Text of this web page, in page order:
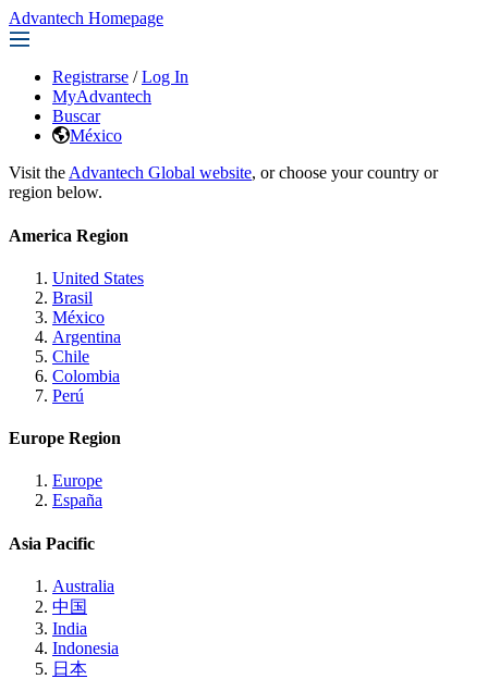
Advantech Homepage
Registrarse / Log In
MyAdvantech
Buscar
México
Visit the Advantech Global website, or choose your country or
region below.
America Region
United States
Brasil
México
Argentina
Chile
Colombia
Perú
Europe Region
Europe
España
Asia Pacific
Australia
中国
India
Indonesia
日本